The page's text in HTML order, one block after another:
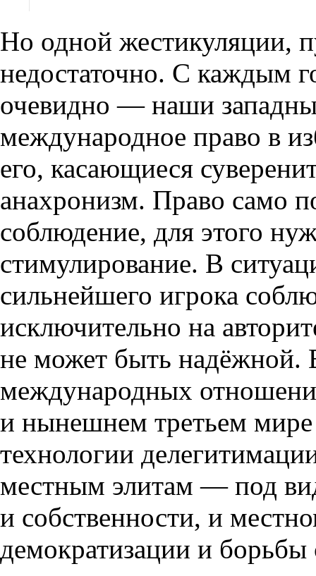
Но одной жестикуляции,
недостаточно. С каждым
очевидно — наши
международное право в
его, касающиеся
анахронизм. Право само
соблюдение, для этого
стимулирование. В
сильнейшего игрока
исключительно на
не может быть надёжной.
международных
и нынешнем третьем мире
технологии
местным элитам — под
и собственности, и
демократизации и борьбы